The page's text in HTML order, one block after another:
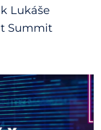
Lukáše
Summit